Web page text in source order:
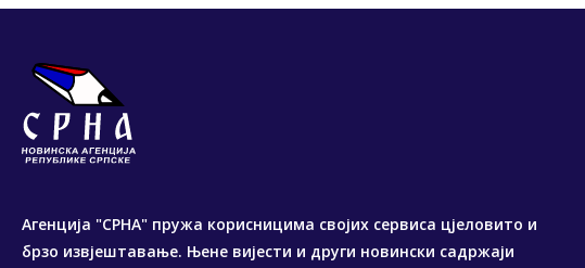
Агенција "СРНА" пружа корисницима својих сервиса цјеловито и
брзо извјештавање. Њене вијести и други новински садржаји